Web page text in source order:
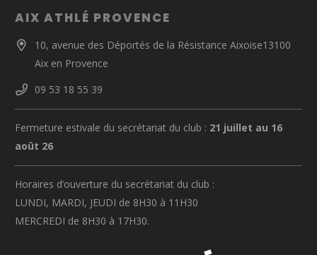
AIX ATHLÉ PROVENCE
10, avenue des Déportés de la Résistance Aixoise13100
Aix en Provence
09 53 18 55 39
Fermeture estivale du secrétariat du club : 21 juillet au 16
août 26
Horaires d’ouverture du secrétariat du club :
LUNDI, MARDI, JEUDI de 8H30 à 11H30
MERCREDI de 8H30 à 17H30.